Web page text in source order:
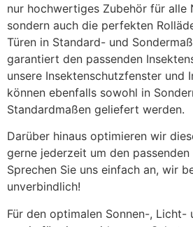
nur hochwertiges Zubehör für alle
sondern auch die perfekten
Türen in Standard- und
garantiert den passenden
unsere Insektenschutzfenster und
können ebenfalls sowohl in
Standardmaßen geliefert werden.
Darüber hinaus optimieren wir
gerne jederzeit um den
Sprechen Sie uns einfach an, wir
unverbindlich!
Für den optimalen Sonnen-, Licht-